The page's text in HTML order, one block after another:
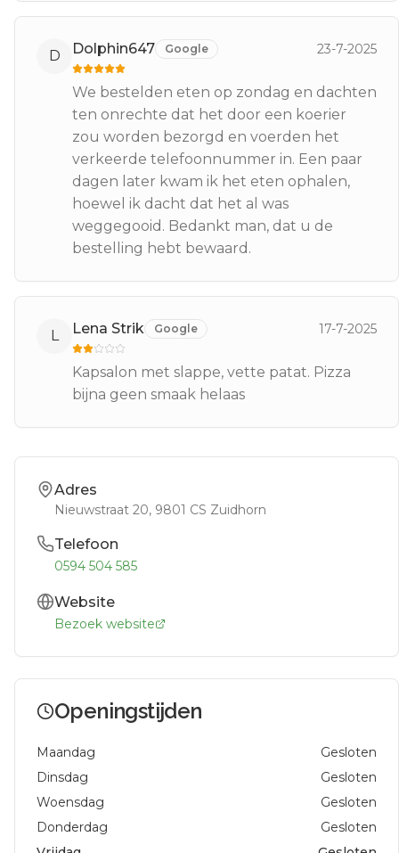
D Dolphin647 Google 23-7-2025
We bestelden eten op zondag en dachten
ten onrechte dat het door een koerier
zou worden bezorgd en voerden het
verkeerde telefoonnummer in. Een paar
dagen later kwam ik het eten ophalen,
hoewel ik dacht dat het al was
weggegooid. Bedankt man, dat u de
bestelling hebt bewaard.
L Lena Strik Google 17-7-2025
Kapsalon met slappe, vette patat. Pizza
bijna geen smaak helaas
Adres
Nieuwstraat 20, 9801 CS Zuidhorn
Telefoon
0594 504 585
Website
Bezoek website
Openingstijden
Maandag
Gesloten
Dinsdag
Gesloten
Woensdag
Gesloten
Donderdag
Gesloten